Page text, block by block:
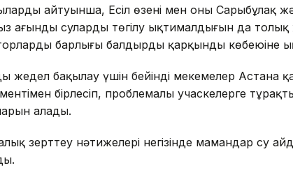
айтуынша, Есіл өзені мен оның Сарыбұлақ
ағынды сулардың төгілу ықтималдығын да
барлығы балдырдың қарқынды көбеюіне
жедел бақылау үшін бейінді мекемелер Астана
бірлесіп, проблемалы учаскелерге
алады.
зерттеу нәтижелері негізінде мамандар су